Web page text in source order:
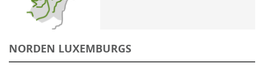
NORDEN LUXEMBURGS